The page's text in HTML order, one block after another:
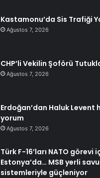
Kastamonu’da Sis Trafiği
Ağustos 7, 2026
CHP’li Vekilin Şoförü
Ağustos 7, 2026
Erdoğan’dan Haluk Levent
yorum
Ağustos 7, 2026
Türk F-16’ları NATO görevi
Estonya’da… MSB yerli
sistemleriyle güçleniyor